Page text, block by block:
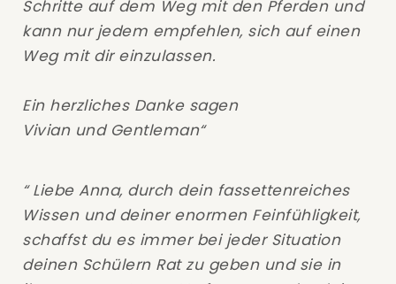
Schritte auf dem Weg mit den Pferden und
kann nur jedem empfehlen, sich auf einen
Weg mit dir einzulassen.
Ein herzliches Danke sagen
Vivian und Gentleman“
“ Liebe Anna, durch dein fassettenreiches
Wissen und deiner enormen Feinfühligkeit,
schaffst du es immer bei jeder Situation
deinen Schülern Rat zu geben und sie in